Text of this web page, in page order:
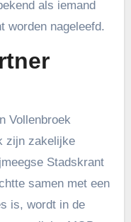
als iemand
worden nageleefd.
Vollenbroek
zijn zakelijke
Stadskrant
samen met een
is, wordt in de